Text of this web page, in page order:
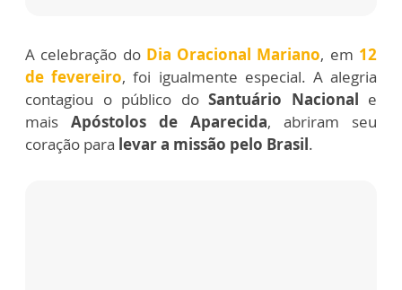
A celebração do Dia Oracional Mariano, em 12
de fevereiro, foi igualmente especial. A alegria
contagiou o público do Santuário Nacional e
mais Apóstolos de Aparecida, abriram seu
coração para levar a missão pelo Brasil.